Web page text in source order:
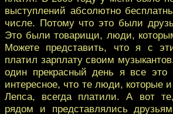
выступлений абсолютно
числе. Потому что это были
Это были товарищи, люди,
Можете представить, что я с
платил зарплату своим
один прекрасный день я все это
интересное, что те люди, которые
Лепса, всегда платили. А вот
рядом и представлялись